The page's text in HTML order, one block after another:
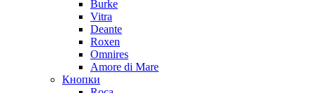
Burke
Vitra
Deante
Roxen
Omnires
Amore di Mare
Кнопки